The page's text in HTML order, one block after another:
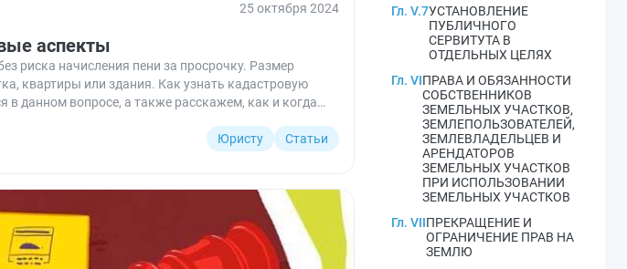
25 октября 2024
аспекты
риска начисления пени за просрочку. Размер
квартиры или здания. Как узнать кадастровую
в данном вопросе, а также расскажем, как и когда
Юристу
Статьи
Гл. V.7УСТАНОВЛЕНИЕ
ПУБЛИЧНОГО
СЕРВИТУТА В
ОТДЕЛЬНЫХ ЦЕЛЯХ
Гл. VIПРАВА И ОБЯЗАННОСТИ
СОБСТВЕННИКОВ
ЗЕМЕЛЬНЫХ УЧАСТКОВ,
ЗЕМЛЕПОЛЬЗОВАТЕЛЕЙ,
ЗЕМЛЕВЛАДЕЛЬЦЕВ И
АРЕНДАТОРОВ
ЗЕМЕЛЬНЫХ УЧАСТКОВ
ПРИ ИСПОЛЬЗОВАНИИ
ЗЕМЕЛЬНЫХ УЧАСТКОВ
Гл. VIIПРЕКРАЩЕНИЕ И
ОГРАНИЧЕНИЕ ПРАВ НА
ЗЕМЛЮ